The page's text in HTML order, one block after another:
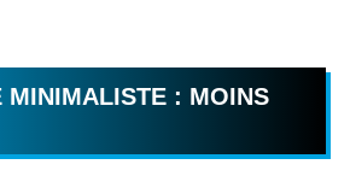
MINIMALISTE : MOINS